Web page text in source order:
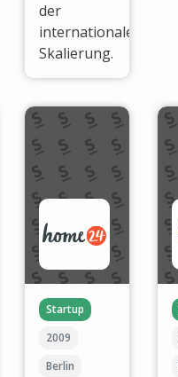
der
internationalen
Skalierung.
Startup
2009
Berlin